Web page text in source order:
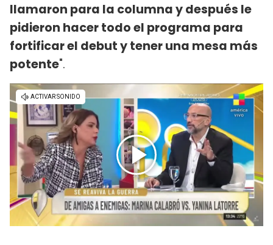
llamaron para la columna y después le
pidieron hacer todo el programa para
fortificar el debut y tener una mesa más
potente".